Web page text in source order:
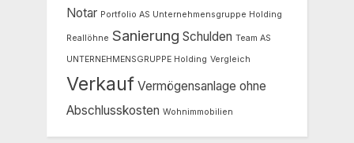
Notar Portfolio AS Unternehmensgruppe Holding
Reallöhne Sanierung Schulden Team AS
UNTERNEHMENSGRUPPE Holding Vergleich
Verkauf Vermögensanlage ohne
Abschlusskosten Wohnimmobilien